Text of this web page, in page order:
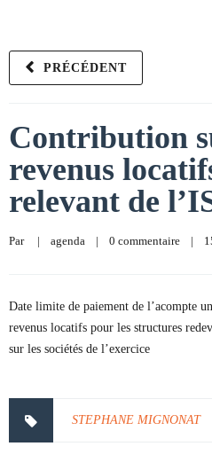
PRÉCÉDENT
Contribution
revenus
relevant de
Par | agenda | 0 commentaire |
Date limite de paiement de l’acompte
revenus locatifs pour les structures
sur les sociétés de l’exercice
STEPHANE MIGNONAT